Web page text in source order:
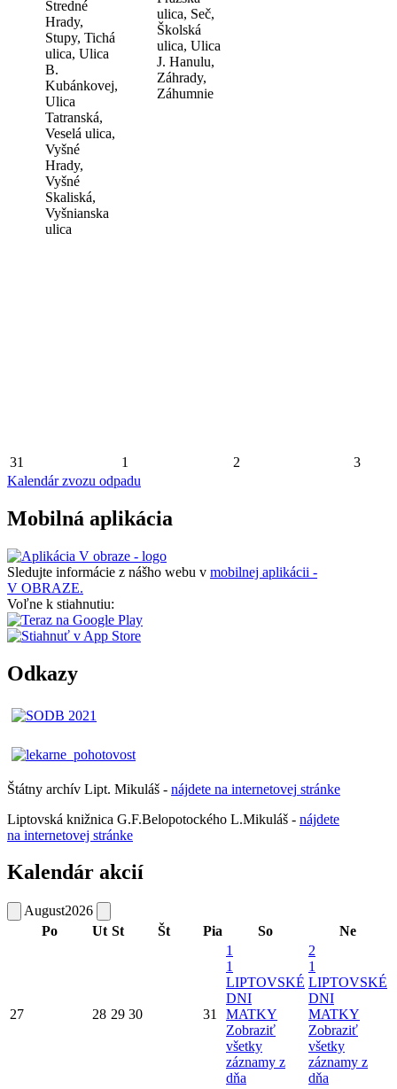
Stredné
Hrady,
Stupy, Tichá
ulica, Ulica
B.
Kubánkovej,
Ulica
Tatranská,
Veselá ulica,
Vyšné
Hrady,
Vyšné
Skaliská,
Vyšnianska
ulica
ulica, Seč,
Školská
ulica, Ulica
J. Hanulu,
Záhrady,
Záhumnie
31 1 2
3
Kalendár zvozu odpadu
Mobilná aplikácia
Sledujte informácie z nášho webu v mobilnej aplikácii -
V OBRAZE.
Voľne k stiahnutiu:
Odkazy
Štátny archív Lipt. Mikuláš - nájdete na internetovej stránke
Liptovská knižnica G.F.Belopotockého L.Mikuláš - nájdete
na internetovej stránke
Kalendár akcií
August2026
Po
Ut St Št Pia So Ne
27 28 29 30 31
1
1
LIPTOVSKÉ
DNI
MATKY
Zobraziť
všetky
záznamy z
dňa
2
1
LIPTOVSKÉ
DNI
MATKY
Zobraziť
všetky
záznamy z
dňa